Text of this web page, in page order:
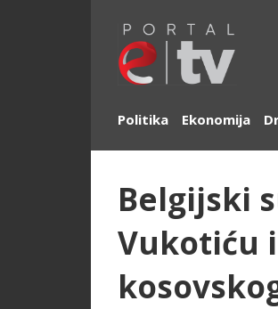
Politika Ekonomija
Belgijski
Vukotiću